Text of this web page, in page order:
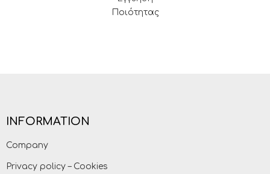
Ποιότητας
INFORMATION
Company
Privacy policy – Cookies